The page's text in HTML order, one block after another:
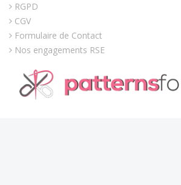
RGPD
CGV
Formulaire de Contact
Nos engagements RSE